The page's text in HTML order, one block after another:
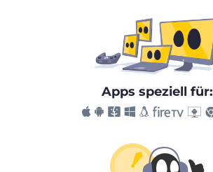
Apps speziell für: